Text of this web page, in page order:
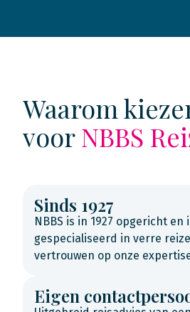
Waarom
voorNBBS
Sinds 1927
NBBS is in 1927 opgericht en
gespecialiseerd in verre
vertrouwen op onze
Eigen